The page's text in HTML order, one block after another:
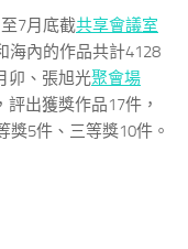
7月底截共享會議室
海內的作品共計4128
卯、張旭光聚會場
出獲獎作品17件，
獎5件、三等獎10件。